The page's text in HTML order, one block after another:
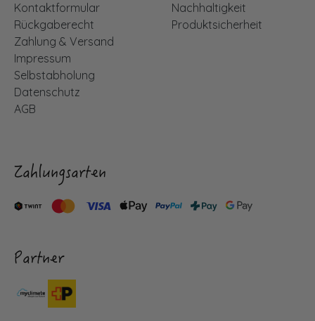
Kontaktformular
Rückgaberecht
Zahlung & Versand
Impressum
Selbstabholung
Datenschutz
AGB
Nachhaltigkeit
Produktsicherheit
Zahlungsarten
Partner